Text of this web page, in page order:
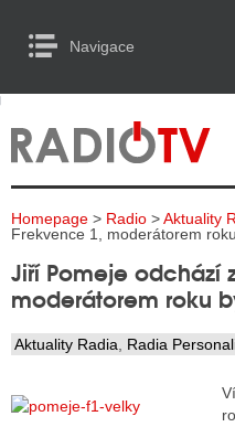
Navigace
RADIA
TELEVIZE
INTERNET
TISK
RADIA
to Content
Homepage > Radio >Aktuality
Frekvence 1, moderátorem
Jiří Pomeje odchází
moderátorem roku
Aktuality Radia Radia